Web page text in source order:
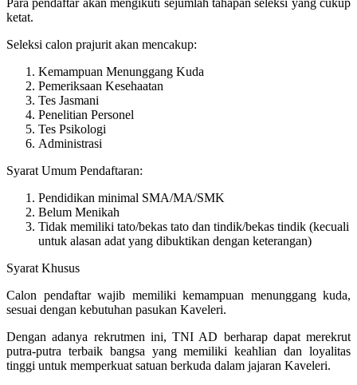
ketat.
Seleksi calon prajurit akan mencakup:
Kemampuan Menunggang Kuda
Pemeriksaan Kesehaatan
Tes Jasmani
Penelitian Personel
Tes Psikologi
Administrasi
Syarat Umum Pendaftaran:
Pendidikan minimal SMA/MA/SMK
Belum Menikah
Tidak memiliki tato/bekas tato dan tindik/bekas tindik (kecuali
untuk alasan adat yang dibuktikan dengan keterangan)
Syarat Khusus
Calon pendaftar wajib memiliki kemampuan menunggang kuda,
sesuai dengan kebutuhan pasukan Kaveleri.
Dengan adanya rekrutmen ini, TNI AD berharap dapat merekrut
putra-putra terbaik bangsa yang memiliki keahlian dan loyalitas
tinggi untuk memperkuat satuan berkuda dalam jajaran Kaveleri.